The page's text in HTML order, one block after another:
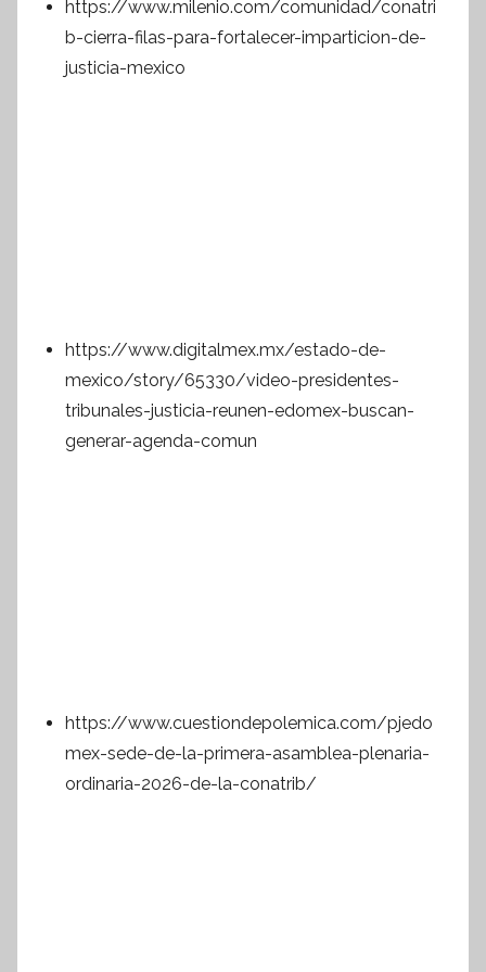
https://www.milenio.com/comunidad/conatri
b-cierra-filas-para-fortalecer-imparticion-de-
justicia-mexico
https://www.digitalmex.mx/estado-de-
mexico/story/65330/video-presidentes-
tribunales-justicia-reunen-edomex-buscan-
generar-agenda-comun
https://www.cuestiondepolemica.com/pjedo
mex-sede-de-la-primera-asamblea-plenaria-
ordinaria-2026-de-la-conatrib/